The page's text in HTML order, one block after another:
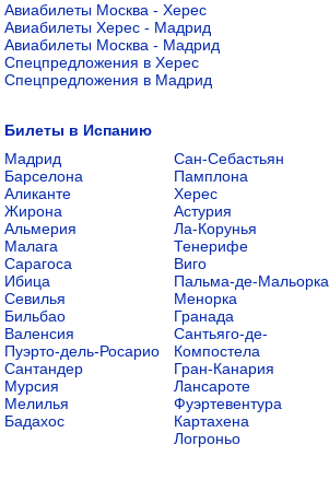
Авиабилеты Москва - Херес
Авиабилеты Херес - Мадрид
Авиабилеты Москва - Мадрид
Спецпредложения в Херес
Спецпредложения в Мадрид
Билеты в Испанию
Мадрид
Барселона
Аликанте
Жирона
Альмерия
Малага
Сарагоса
Ибица
Севилья
Бильбао
Валенсия
Пуэрто-дель-Росарио
Сантандер
Мурсия
Мелилья
Бадахос
Сан-Себастьян
Памплона
Херес
Астурия
Ла-Корунья
Тенерифе
Виго
Пальма-де-Мальорка
Менорка
Гранада
Сантьяго-де-
Компостела
Гран-Канария
Лансароте
Фуэртевентура
Картахена
Логроньо